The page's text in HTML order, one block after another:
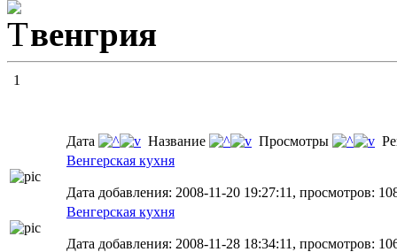
венгрия
1
Дата Название Просмотры
Венгерская кухня
Дата добавления: 2008-11-20 19:27:11, просмотров:
Венгерская кухня
Дата добавления: 2008-11-28 18:34:11, просмотров: